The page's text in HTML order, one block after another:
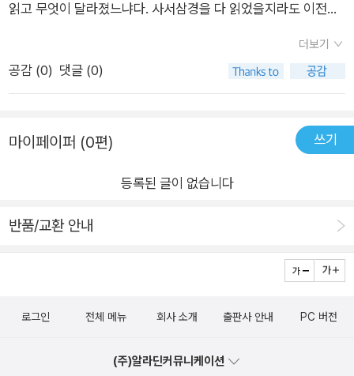
읽고 무엇이 달라졌느냐다. 사서삼경을 다 읽었을지라도 이전과
더보기
공감 (0) 댓글 (0)
마이페이퍼 (0편) 쓰기
등록된 글이 없습니다
반품/교환 안내
로그인 전체 메뉴 회사 소개 출판사 안내 PC 버전
(주)알라딘커뮤니케이션